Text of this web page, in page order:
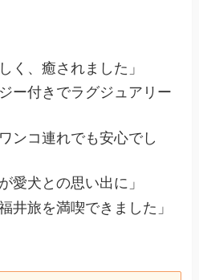
く、癒されました」
ー付きでラグジュアリー
ンコ連れでも安心でし
愛犬との思い出に」
井旅を満喫できました」